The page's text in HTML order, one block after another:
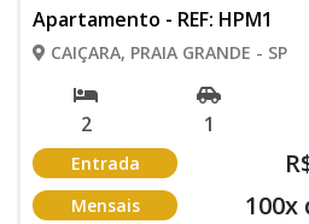
Apartamento - REF: HPM1
CAIÇARA, PRAIA GRANDE - SP
2 1
Entrada
Mensais 100x